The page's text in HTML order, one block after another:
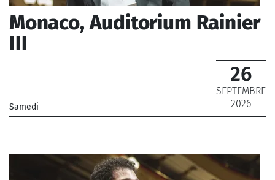
Monaco, Auditorium Rainier
III
Samedi
26
SEPTEMBRE
2026